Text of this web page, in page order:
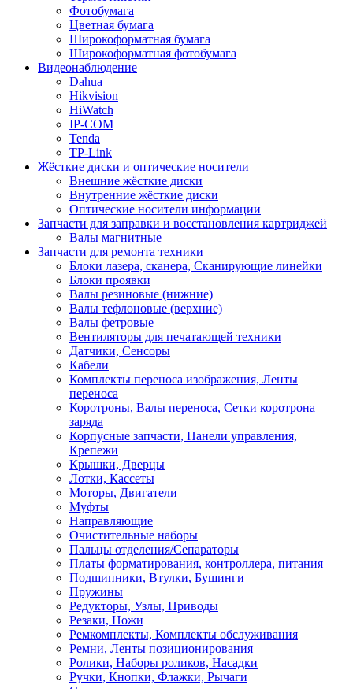
Фотобумага
Цветная бумага
Широкоформатная бумага
Широкоформатная фотобумага
Видеонаблюдение
Dahua
Hikvision
HiWatch
IP-COM
Tenda
TP-Link
Жёсткие диски и оптические носители
Внешние жёсткие диски
Внутренние жёсткие диски
Оптические носители информации
Запчасти для заправки и восстановления картриджей
Валы магнитные
Запчасти для ремонта техники
Блоки лазера, сканера, Сканирующие линейки
Блоки проявки
Валы резиновые (нижние)
Валы тефлоновые (верхние)
Валы фетровые
Вентиляторы для печатающей техники
Датчики, Сенсоры
Кабели
Комплекты переноса изображения, Ленты
переноса
Коротроны, Валы переноса, Сетки коротрона
заряда
Корпусные запчасти, Панели управления,
Крепежи
Крышки, Дверцы
Лотки, Кассеты
Моторы, Двигатели
Муфты
Направляющие
Очистительные наборы
Пальцы отделения/Сепараторы
Платы форматирования, контроллера, питания
Подшипники, Втулки, Бушинги
Пружины
Редукторы, Узлы, Приводы
Резаки, Ножи
Ремкомплекты, Комплекты обслуживания
Ремни, Ленты позиционирования
Ролики, Наборы роликов, Насадки
Ручки, Кнопки, Флажки, Рычаги